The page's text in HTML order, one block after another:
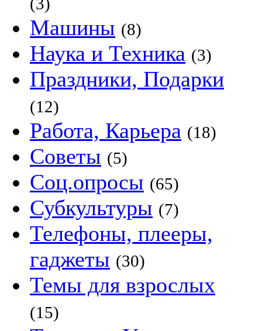
Машины (8)
Наука и Техника (3)
Праздники, Подарки
(12)
Работа, Карьера (18)
Советы (5)
Соц.опросы (65)
Субкультуры (7)
Телефоны, плееры,
гаджеты (30)
Темы для взрослых
(15)